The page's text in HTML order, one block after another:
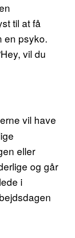
til at få
en psyko.
vil du
vil have
eller
og går
i